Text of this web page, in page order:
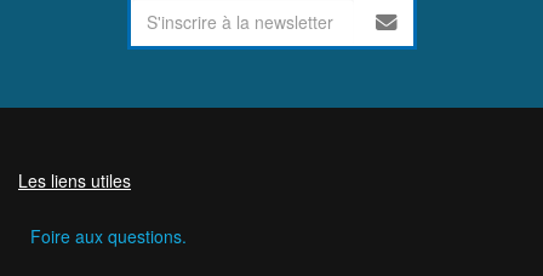
Les liens utiles
Foire aux questions.